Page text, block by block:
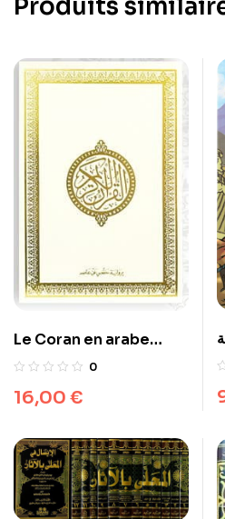
Produits
Le Coran en arabe
(lecture Hafs)القرآن
حزم
0
16,00 €